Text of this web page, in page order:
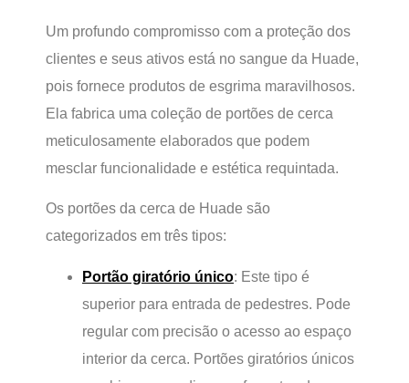
Um profundo compromisso com a proteção dos
clientes e seus ativos está no sangue da Huade,
pois fornece produtos de esgrima maravilhosos.
Ela fabrica uma coleção de portões de cerca
meticulosamente elaborados que podem
mesclar funcionalidade e estética requintada.
Os portões da cerca de Huade são
categorizados em três tipos:
Portão giratório único: Este tipo é
superior para entrada de pedestres. Pode
regular com precisão o acesso ao espaço
interior da cerca. Portões giratórios únicos